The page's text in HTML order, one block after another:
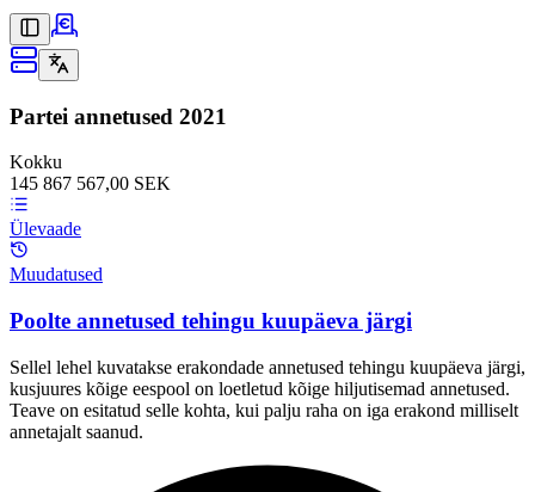
Partei annetused 2021
Kokku
145 867 567,00 SEK
Ülevaade
Muudatused
Poolte annetused tehingu kuupäeva järgi
Sellel lehel kuvatakse erakondade annetused tehingu kuupäeva järgi,
kusjuures kõige eespool on loetletud kõige hiljutisemad annetused.
Teave on esitatud selle kohta, kui palju raha on iga erakond milliselt
annetajalt saanud.